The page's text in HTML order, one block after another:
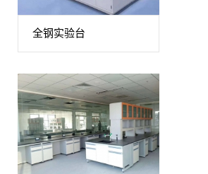
全钢实验台